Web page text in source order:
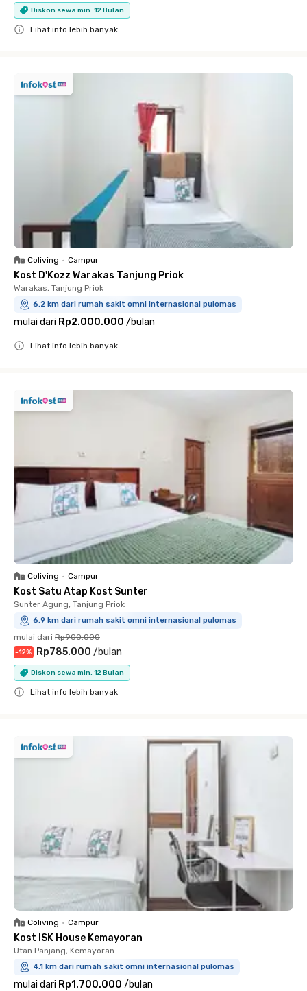
Diskon sewa min. 12 Bulan
Lihat info lebih banyak
Coliving • Campur
Kost D'Kozz Warakas Tanjung Priok
Warakas, Tanjung Priok
6.2 km dari rumah sakit omni internasional pulomas
mulai dari Rp2.000.000 /bulan
Lihat info lebih banyak
Coliving • Campur
Kost Satu Atap Kost Sunter
Sunter Agung, Tanjung Priok
6.9 km dari rumah sakit omni internasional pulomas
mulai dari Rp900.000
-12% Rp785.000 /bulan
Diskon sewa min. 12 Bulan
Lihat info lebih banyak
Coliving • Campur
Kost ISK House Kemayoran
Utan Panjang, Kemayoran
4.1 km dari rumah sakit omni internasional pulomas
mulai dari Rp1.700.000 /bulan